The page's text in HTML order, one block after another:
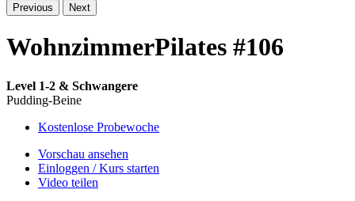
Previous Next
WohnzimmerPilates #106
Level 1-2 & Schwangere
Pudding-Beine
Kostenlose Probewoche
Vorschau ansehen
Einloggen / Kurs starten
Video teilen